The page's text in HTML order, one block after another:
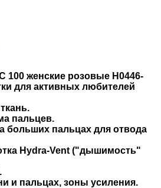
100 женские розовые H0446-
для активных любителей
пальцев.
больших пальцах для отвода
Hydra-Vent ("дышимость"
и пальцах, зоны усиления.